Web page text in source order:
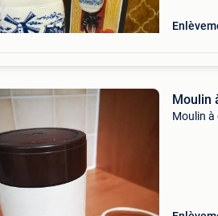
Moulin
Moulin à